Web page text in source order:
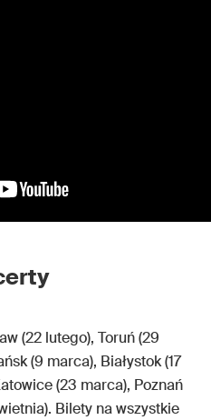
(22 lutego), Toruń (29
(9 marca), Białystok (17
(23 marca), Poznań
Bilety na wszystkie